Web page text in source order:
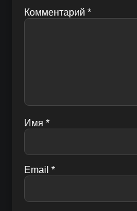
Комментарий *
Имя *
Email *